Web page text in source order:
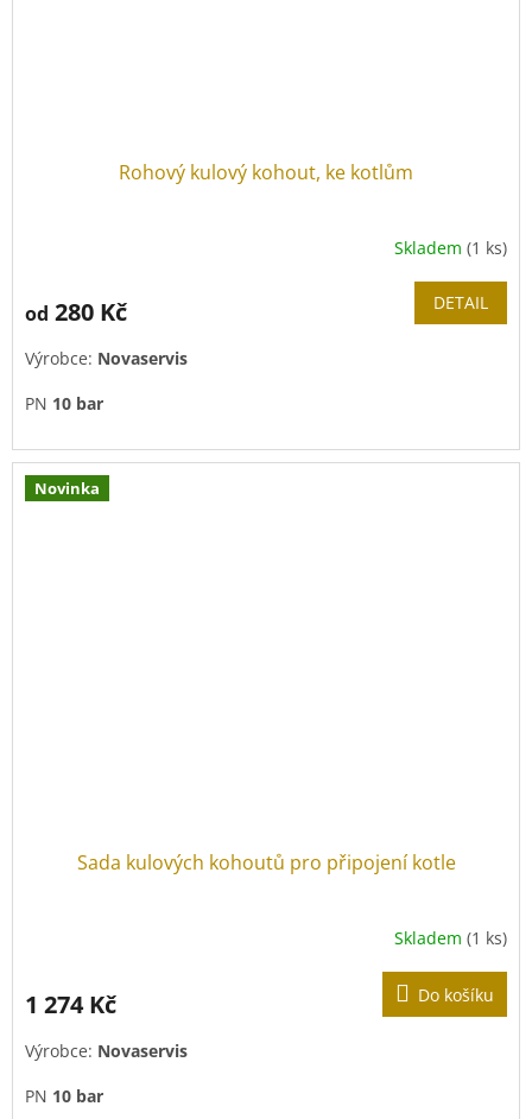
Rohový kulový kohout, ke kotlům
Skladem (1 ks)
od 280 Kč DETAIL
Výrobce: Novaservis
PN 10 bar
Novinka
Sada kulových kohoutů pro připojení kotle
Skladem (1 ks)
1 274 Kč Do košíku
Výrobce: Novaservis
PN 10 bar